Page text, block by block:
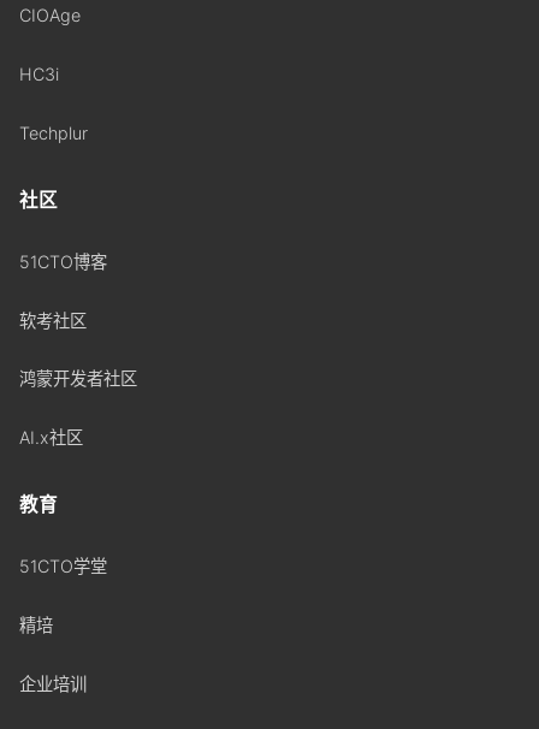
CIOAge
HC3i
Techplur
社区
51CTO博客
软考社区
鸿蒙开发者社区
AI.x社区
教育
51CTO学堂
精培
企业培训